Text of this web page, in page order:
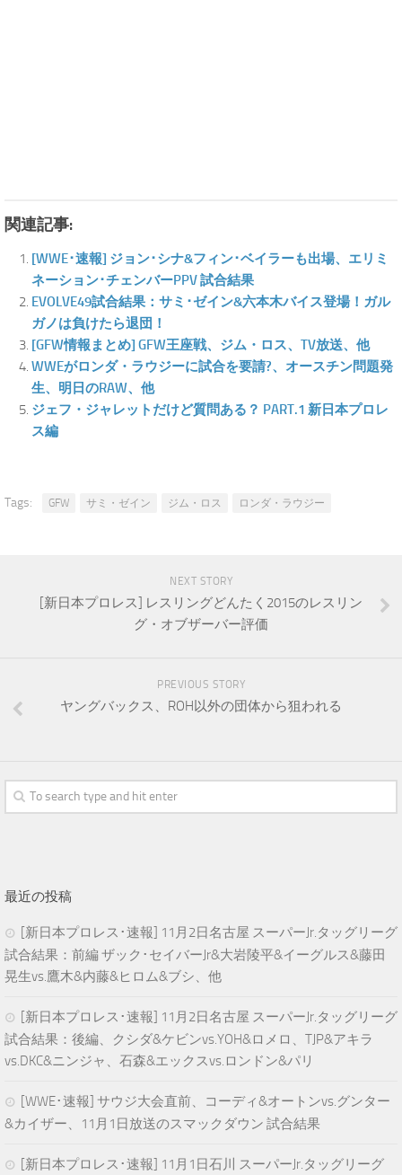
関連記事:
[WWE･速報] ジョン･シナ&フィン･ベイラーも出場、エリミ
ネーション･チェンバーPPV 試合結果
EVOLVE49試合結果：サミ･ゼイン&六本木バイス登場！ガル
ガノは負けたら退団！
[GFW情報まとめ] GFW王座戦、ジム・ロス、TV放送、他
WWEがロンダ・ラウジーに試合を要請?、オースチン問題発
生、明日のRAW、他
ジェフ・ジャレットだけど質問ある？ PART.1 新日本プロレ
ス編
Tags: GFW サミ・ゼイン ジム・ロス ロンダ・ラウジー
NEXT STORY
[新日本プロレス] レスリングどんたく2015のレスリン
グ・オブザーバー評価
PREVIOUS STORY
ヤングバックス、ROH以外の団体から狙われる
最近の投稿
[新日本プロレス･速報] 11月2日名古屋 スーパーJr.タッグリーグ
試合結果：前編 ザック･セイバーJr&大岩陵平&イーグルス&藤田
晃生vs.鷹木&内藤&ヒロム&ブシ、他
[新日本プロレス･速報] 11月2日名古屋 スーパーJr.タッグリーグ
試合結果：後編、クシダ&ケビンvs.YOH&ロメロ、TJP&アキラ
vs.DKC&ニンジャ、石森&エックスvs.ロンドン&パリ
[WWE･速報] サウジ大会直前、コーディ&オートンvs.グンター
&カイザー、11月1日放送のスマックダウン 試合結果
[新日本プロレス･速報] 11月1日石川 スーパーJr.タッグリーグ